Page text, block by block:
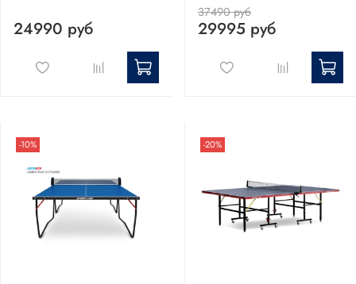
24990 руб
37490 руб
29995 руб
-10% -20%